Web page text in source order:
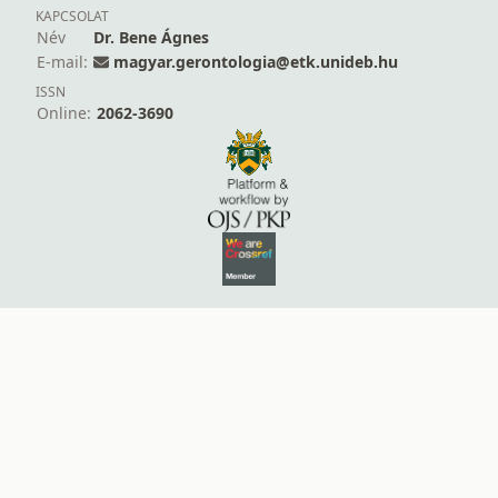
KAPCSOLAT
Név
Dr. Bene Ágnes
E-mail:
magyar.gerontologia@etk.unideb.hu
ISSN
Online: 2062-3690